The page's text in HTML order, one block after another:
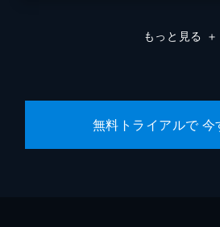
もっと見る ＋
無料トライアルで 今